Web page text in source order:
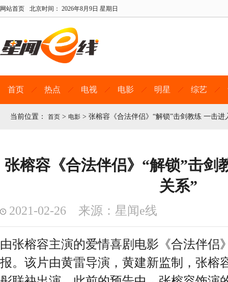
网站首页 北京时间： 2026年8月9日 星期日
首页 热点 电视 电影 明星 综艺
当前位置： 首页 > 电影 > 张榕容《合法伴侣》“解锁”击剑教练 一击进
张榕容《合法伴侣》“解锁”击剑
关系”
2021-02-26 来源：星闻e线
由张榕容主演的爱情喜剧电影《合法伴侣
报。该片由黄雷导演，黄建新监制，张榕